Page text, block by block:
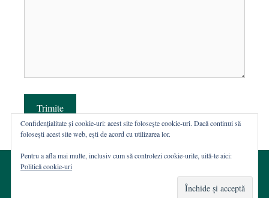
Trimite
Confidențialitate și cookie-uri: acest site folosește cookie-uri. Dacă continui să
folosești acest site web, ești de acord cu utilizarea lor.
Pentru a afla mai multe, inclusiv cum să controlezi cookie-urile, uită-te aici:
Politică cookie-uri